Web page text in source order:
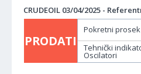
CRUDEOIL 03/04/2025 -
PRODATI
Pokretni prosek
Tehnički
Oscilatori